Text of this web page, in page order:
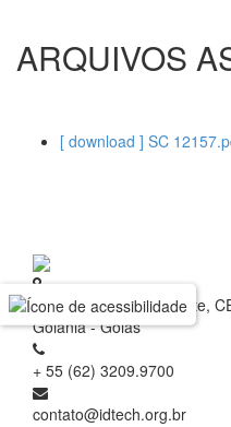
ARQUIVOS
[ download ] SC
Rua 1 nº 60, Setor Oeste,
Goiânia - Goiás
+ 55 (62) 3209.9700
contato@idtech.org.br